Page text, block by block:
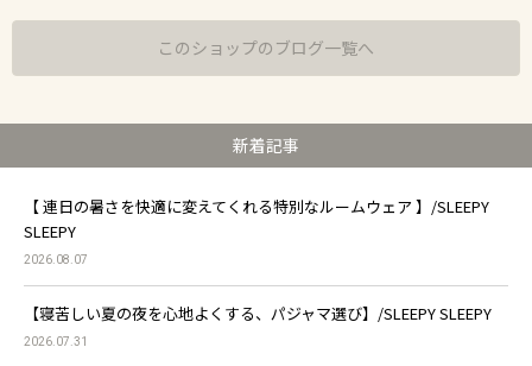
このショップのブログ一覧へ
新着記事
【 連日の暑さを快適に変えてくれる特別なルームウェア 】/SLEEPY
SLEEPY
2026.08.07
【寝苦しい夏の夜を心地よくする、パジャマ選び】/SLEEPY SLEEPY
2026.07.31